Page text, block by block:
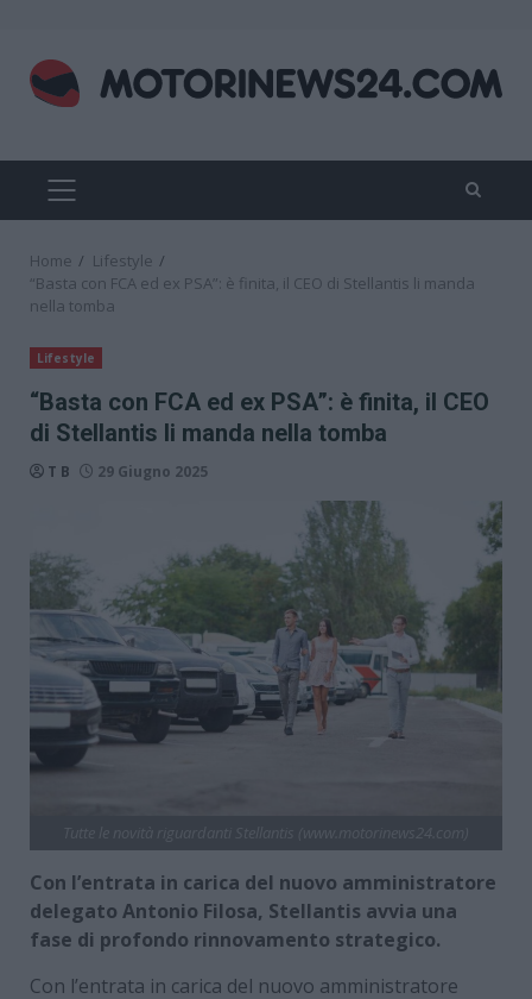
content
PRIMARY
MENU
Home
Lifestyle
“Basta con FCA ed ex PSA”: è finita, il CEO di Stellantis li manda
nella tomba
Lifestyle
“Basta con FCA ed ex PSA”: è finita, il CEO
di Stellantis li manda nella tomba
T B 29 Giugno 2025
Con l’entrata in carica del nuovo amministratore
delegato Antonio Filosa, Stellantis avvia una
fase di profondo rinnovamento strategico.
Con l’entrata in carica del nuovo amministratore